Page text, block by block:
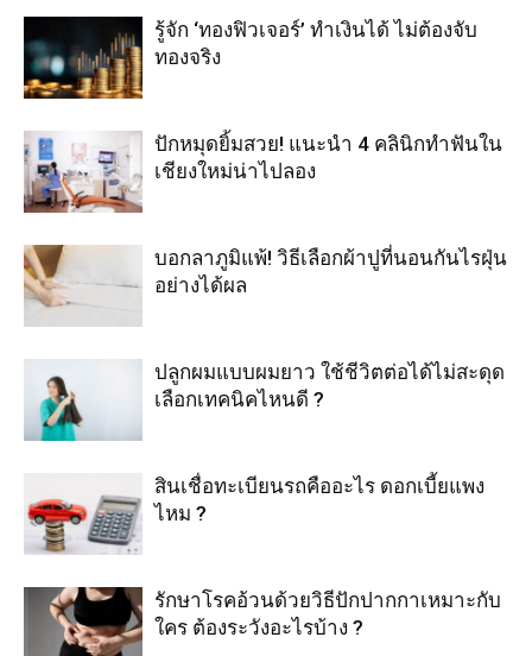
รู้จัก ‘ทองฟิวเจอร์’ ทำเงินได้ ไม่ต้องจับ
ทองจริง
ปักหมุดยิ้มสวย! แนะนำ 4 คลินิกทำฟันใน
เชียงใหม่น่าไปลอง
บอกลาภูมิแพ้! วิธีเลือกผ้าปูที่นอนกันไรฝุ่น
อย่างได้ผล
ปลูกผมแบบผมยาว ใช้ชีวิตต่อได้ไม่สะดุด
เลือกเทคนิคไหนดี ?
สินเชื่อทะเบียนรถคืออะไร ดอกเบี้ยแพง
ไหม ?
รักษาโรคอ้วนด้วยวิธีปักปากกาเหมาะกับ
ใคร ต้องระวังอะไรบ้าง ?